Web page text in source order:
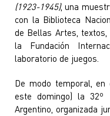
(1923-1945), una
con la Biblioteca
de Bellas Artes, textos,
la Fundación
laboratorio de juegos.
De modo temporal,
este domingo) la 32º
Argentino, organizada